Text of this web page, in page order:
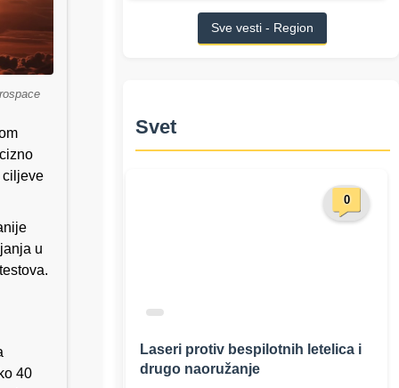
ciljeve
u
40
Sve vesti - Region
Svet
0
Laseri protiv bespilotnih letelica i
drugo naoružanje